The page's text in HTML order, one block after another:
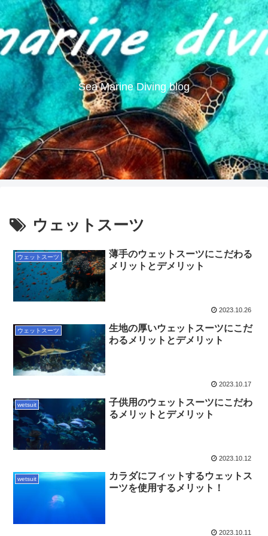
Sea Marine Diving blog
ウェットスーツ
ウェットスーツ
薄手のウェットスーツにこだわる
メリットとデメリット
2023.10.26
ウェットスーツ
生地の厚いウェットスーツにこだ
わるメリットとデメリット
2023.10.17
wetsuit
子供用のウェットスーツにこだわ
るメリットとデメリット
2023.10.12
wetsuit
カラダにフィットするウェットス
ーツを使用するメリット！
2023.10.11